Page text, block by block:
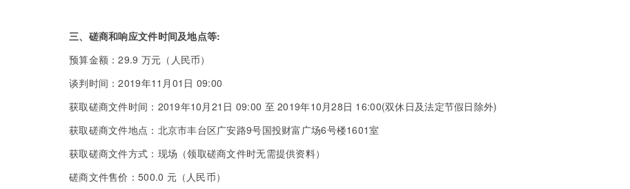
三、磋商和响应文件时间及地点等:
预算金额：29.9 万元（人民币）
谈判时间：2019年11月01日 09:00
获取磋商文件时间：2019年10月21日 09:00 至 2019年10月28日 16:00(双休日及法定节假日除外)
获取磋商文件地点：北京市丰台区广安路9号国投财富广场6号楼1601室
获取磋商文件方式：现场（领取磋商文件时无需提供资料）
磋商文件售价：500.0 元（人民币）